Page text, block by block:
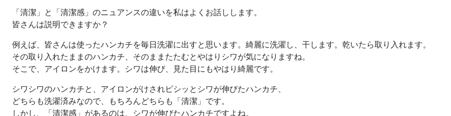
「清潔」と「清潔感」のニュアンスの違いを私はよくお話しします。
皆さんは説明できますか？
例えば、皆さんは使ったハンカチを毎日洗濯に出すと思います。綺麗に洗濯し、干します。乾いたら取り入れます。
その取り入れたままのハンカチ、そのままたたむとやはりシワが気になりますね。
そこで、アイロンをかけます。シワは伸び、見た目にもやはり綺麗です。
シワシワのハンカチと、アイロンがけされピシッとシワが伸びたハンカチ、
どちらも洗濯済みなので、もちろんどちらも「清潔」です。
しかし、「清潔感」があるのは、シワが伸びたハンカチですよね。